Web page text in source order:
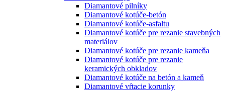
Diamantové pilníky
Diamantové kotúče-betón
Diamantové kotúče-asfaltu
Diamantové kotúče pre rezanie stavebných
materiálov
Diamantové kotúče pre rezanie kameňa
Diamantové kotúče pre rezanie
keramických obkladov
Diamantové kotúče na betón a kameň
Diamantové vŕtacie korunky